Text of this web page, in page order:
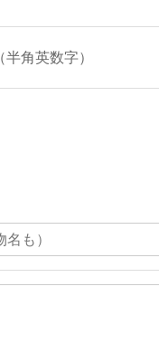
（半角英数字）